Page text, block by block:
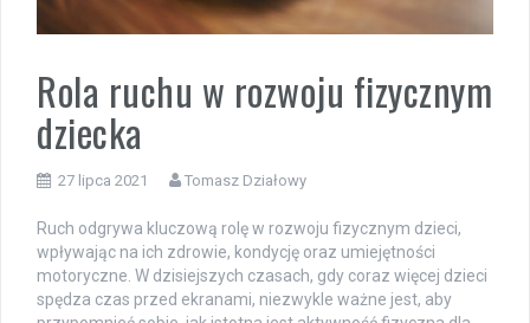
Rola ruchu w rozwoju fizycznym
dziecka
27 lipca 2021 Tomasz Działowy
Ruch odgrywa kluczową rolę w rozwoju fizycznym dzieci,
wpływając na ich zdrowie, kondycję oraz umiejętności
motoryczne. W dzisiejszych czasach, gdy coraz więcej dzieci
spędza czas przed ekranami, niezwykle ważne jest, aby